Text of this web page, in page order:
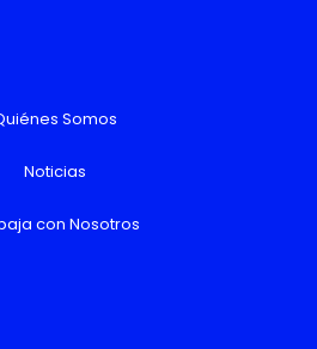
Somos
Noticias
con Nosotros